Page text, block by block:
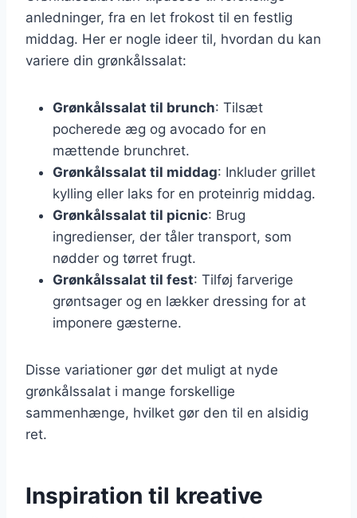
anledninger, fra en let frokost til en festlig
middag. Her er nogle ideer til, hvordan du kan
variere din grønkålssalat:
Grønkålssalat til brunch: Tilsæt
pocherede æg og avocado for en
mættende brunchret.
Grønkålssalat til middag: Inkluder grillet
kylling eller laks for en proteinrig middag.
Grønkålssalat til picnic: Brug
ingredienser, der tåler transport, som
nødder og tørret frugt.
Grønkålssalat til fest: Tilføj farverige
grøntsager og en lækker dressing for at
imponere gæsterne.
Disse variationer gør det muligt at nyde
grønkålssalat i mange forskellige
sammenhænge, hvilket gør den til en alsidig
ret.
Inspiration til kreative